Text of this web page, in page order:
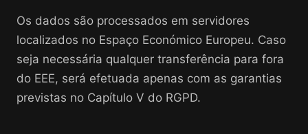
Os dados são processados em servidores
localizados no Espaço Económico Europeu. Caso
seja necessária qualquer transferência para fora
do EEE, será efetuada apenas com as garantias
previstas no Capítulo V do RGPD.